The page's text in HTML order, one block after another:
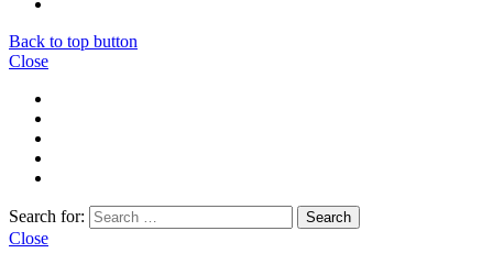
Back to top button
Close
Search for:
Close